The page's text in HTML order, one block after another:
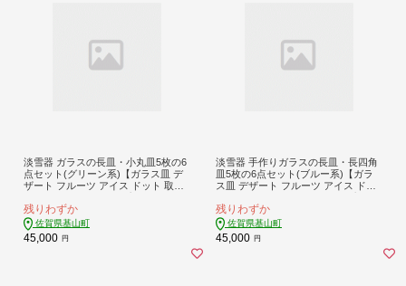
淡雪器 ガラスの長皿・小丸皿5枚の6
点セット(グリーン系)【ガラス皿 デ
ザート フルーツ アイス ドット 取り
ット お祝 贈り物】K003110
残りわずか
佐賀県基山町
45,000 円
淡雪器 手作りガラスの長皿・長四角
皿5枚の6点セット(ブルー系)【ガラ
ス皿 デザート フルーツ アイス ドッ
ント セット お祝 贈り物】K003112
残りわずか
佐賀県基山町
45,000 円